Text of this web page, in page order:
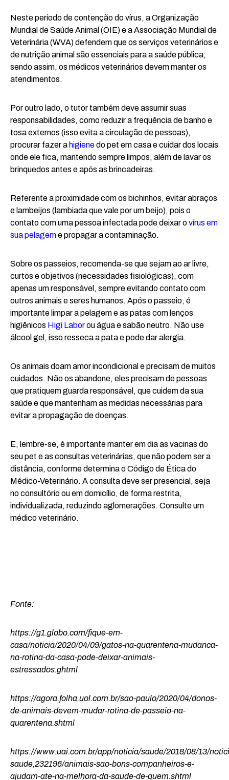
Neste período de contenção do vírus, a Organização
Mundial de Saúde Animal (OIE) e a Associação Mundial de
Veterinária (WVA) defendem que os serviços veterinários e
de nutrição animal são essenciais para a saúde pública;
sendo assim, os médicos veterinários devem manter os
atendimentos.
Por outro lado, o tutor também deve assumir suas
responsabilidades, como reduzir a frequência de banho e
tosa externos (isso evita a circulação de pessoas),
procurar fazer a higienedo pet em casa e cuidar dos locais
onde ele fica, mantendo sempre limpos, além de lavar os
brinquedos antes e após as brincadeiras.
Referente a proximidade com os bichinhos, evitar abraços
e lambeijos (lambiada que vale por um beijo), pois o
contato com uma pessoa infectada pode deixar ovírus em
sua pelageme propagar a contaminação.
Sobre os passeios, recomenda-se que sejam ao ar livre,
curtos e objetivos (necessidades fisiológicas), com
apenas um responsável, sempre evitando contato com
outros animais e seres humanos. Após o passeio, é
importante limpar a pelagem e as patas com lenços
higiênicos Higi Laborou água e sabão neutro. Não use
álcool gel, isso resseca a pata e pode dar alergia.
Os animais doam amor incondicional e precisam de muitos
cuidados. Não os abandone, eles precisam de pessoas
que pratiquem guarda responsável, que cuidem da sua
saúde e que mantenham as medidas necessárias para
evitar a propagação de doenças.
E, lembre-se, é importante manter em dia as vacinas do
seu pet e as consultas veterinárias, que não podem ser a
distância, conforme determina o Código de Ética do
Médico-Veterinário. A consulta deve ser presencial, seja
no consultório ou em domicílio, de forma restrita,
individualizada, reduzindo aglomerações. Consulte um
médico veterinário.
Fonte:
https://g1.globo.com/fique-em-
casa/noticia/2020/04/09/gatos-na-quarentena-mudanca-
na-rotina-da-casa-pode-deixar-animais-
estressados.ghtml
https://agora.folha.uol.com.br/sao-paulo/2020/04/donos-
de-animais-devem-mudar-rotina-de-passeio-na-
quarentena.shtml
https://www.uai.com.br/app/noticia/saude/2018/08/13/
saude,232196/animais-sao-bons-companheiros-e-
ajudam-ate-na-melhora-da-saude-de-quem.shtml